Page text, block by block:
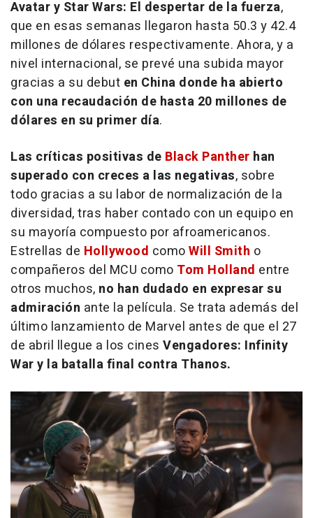
Avatary Star Wars: El despertar de la fuerza,
que en esas semanas llegaron hasta 50.3 y 42.4
millones de dólares respectivamente. Ahora, y a
nivel internacional, se prevé una subida mayor
gracias a su debut en China donde ha abierto
con una recaudación de hasta 20 millones de
dólares en su primer día.
Las críticas positivas de Black Panther han
superado con creces a las negativas, sobre
todo gracias a su labor de normalización de la
diversidad, tras haber contado con un equipo en
su mayoría compuesto por afroamericanos.
Estrellas de Hollywood comoWill Smith o
compañeros del MCU como Tom Holland entre
otros muchos, no han dudado en expresar su
admiración ante la película. Se trata además del
último lanzamiento de Marvel antes de que el 27
de abril llegue a los cines Vengadores: Infinity
Wary la batalla final contra Thanos.